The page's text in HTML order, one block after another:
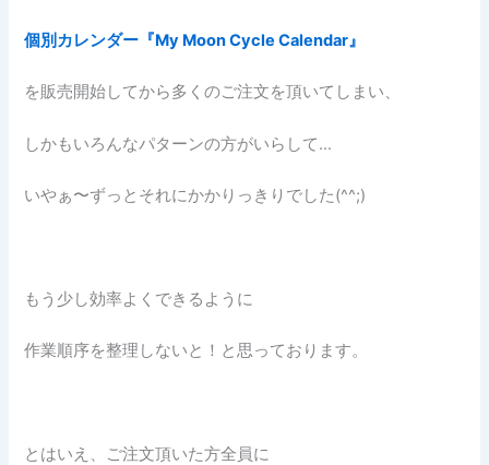
個別カレンダー『My Moon Cycle Calendar』
を販売開始してから多くのご注文を頂いてしまい、
しかもいろんなパターンの方がいらして…
いやぁ〜ずっとそれにかかりっきりでした(^^;)
もう少し効率よくできるように
作業順序を整理しないと！と思っております。
とはいえ、ご注文頂いた方全員に